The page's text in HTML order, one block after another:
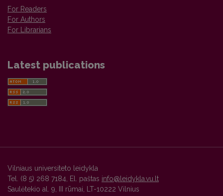
For Readers
For Authors
For Librarians
Latest publications
Vilniaus universiteto leidykla
Tel. (8 5) 268 7184, El. paštas info@leidykla.vu.lt
Saulėtekio al. 9, III rūmai, LT-10222 Vilnius